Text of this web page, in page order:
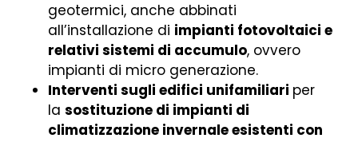
geotermici, anche abbinati
all’installazione di impianti fotovoltaici e
relativi sistemi di accumulo, ovvero
impianti di micro generazione.
Interventi sugli edifici unifamiliari per
la sostituzione di impianti di
climatizzazione invernale esistenti con